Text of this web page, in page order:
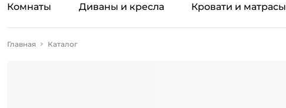
Комнаты Диваны и кресла Кровати и матрасы
Главная Каталог